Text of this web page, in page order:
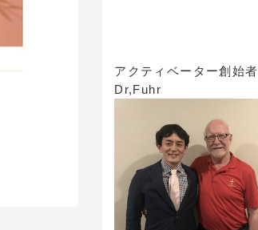
アクティベーター創始者
Dr,Fuhr